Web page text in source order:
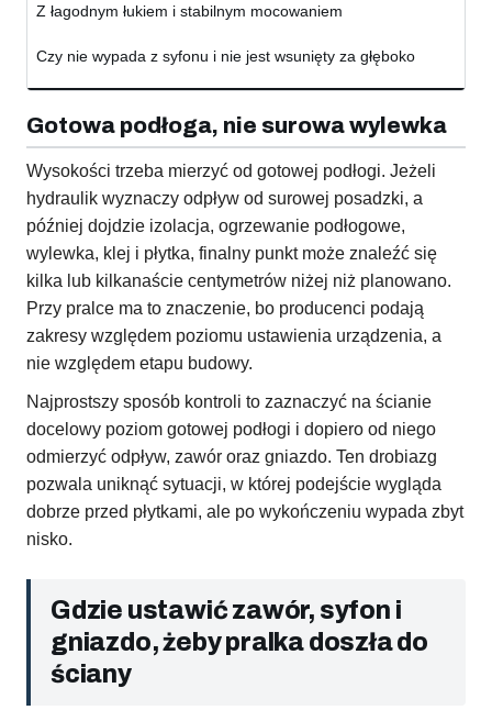
Z łagodnym łukiem i stabilnym mocowaniem
Czy nie wypada z syfonu i nie jest wsunięty za głęboko
Gotowa podłoga, nie surowa wylewka
Wysokości trzeba mierzyć od gotowej podłogi. Jeżeli
hydraulik wyznaczy odpływ od surowej posadzki, a
później dojdzie izolacja, ogrzewanie podłogowe,
wylewka, klej i płytka, finalny punkt może znaleźć się
kilka lub kilkanaście centymetrów niżej niż planowano.
Przy pralce ma to znaczenie, bo producenci podają
zakresy względem poziomu ustawienia urządzenia, a
nie względem etapu budowy.
Najprostszy sposób kontroli to zaznaczyć na ścianie
docelowy poziom gotowej podłogi i dopiero od niego
odmierzyć odpływ, zawór oraz gniazdo. Ten drobiazg
pozwala uniknąć sytuacji, w której podejście wygląda
dobrze przed płytkami, ale po wykończeniu wypada zbyt
nisko.
Gdzie ustawić zawór, syfon i
gniazdo, żeby pralka doszła do
ściany